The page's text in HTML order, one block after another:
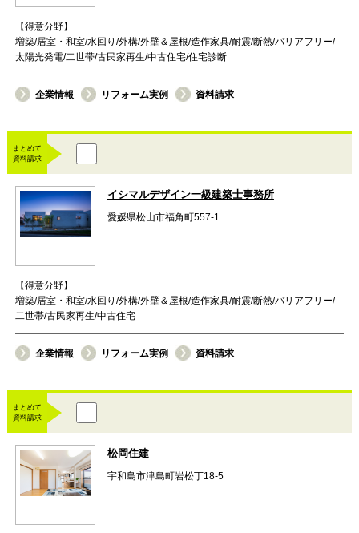
【得意分野】
増築/居室・和室/水回り/外構/外壁＆屋根/造作家具/耐震/断熱/バリアフリー/
太陽光発電/二世帯/古民家再生/中古住宅/住宅診断
企業情報 リフォーム実例 資料請求
まとめて
資料請求
イシマルデザイン一級建築士事務所
愛媛県松山市福角町557-1
【得意分野】
増築/居室・和室/水回り/外構/外壁＆屋根/造作家具/耐震/断熱/バリアフリー/
二世帯/古民家再生/中古住宅
企業情報 リフォーム実例 資料請求
まとめて
資料請求
松岡住建
宇和島市津島町岩松丁18-5